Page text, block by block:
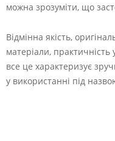
можна зрозуміти, що
Відмінна якість,
матеріали, практичність
все це характеризує
у використанні під